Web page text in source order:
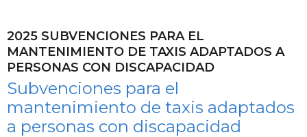
2025 SUBVENCIONES PARA EL
MANTENIMIENTO DE TAXIS ADAPTADOS A
PERSONAS CON DISCAPACIDAD
Subvenciones para el
mantenimiento de taxis adaptados
a personas con discapacidad